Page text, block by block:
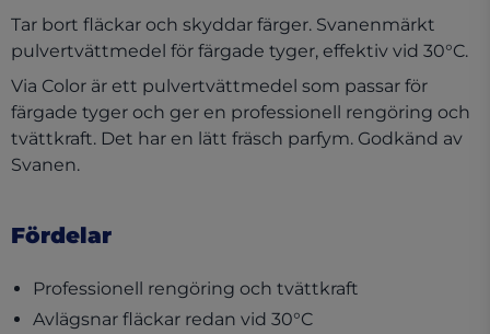
Tar bort fläckar och skyddar färger. Svanenmärkt
pulvertvättmedel för färgade tyger, effektiv vid 30°C.
Via Color är ett pulvertvättmedel som passar för
färgade tyger och ger en professionell rengöring och
tvättkraft. Det har en lätt fräsch parfym. Godkänd av
Svanen.
Fördelar
Professionell rengöring och tvättkraft
Avlägsnar fläckar redan vid 30°C